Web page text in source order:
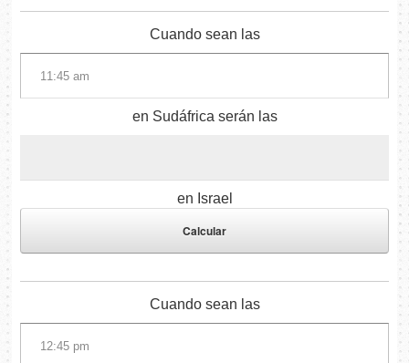
Cuando sean las
en Sudáfrica serán las
en Israel
Cuando sean las